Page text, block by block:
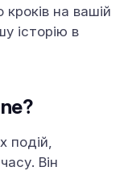
на вашій
історію в
подій,
Він